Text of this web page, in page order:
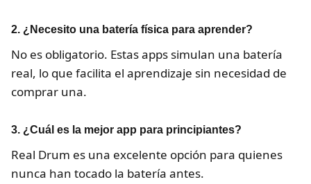
2. ¿Necesito una batería física para aprender?
No es obligatorio. Estas apps simulan una batería
real, lo que facilita el aprendizaje sin necesidad de
comprar una.
3. ¿Cuál es la mejor app para principiantes?
Real Drum es una excelente opción para quienes
nunca han tocado la batería antes.